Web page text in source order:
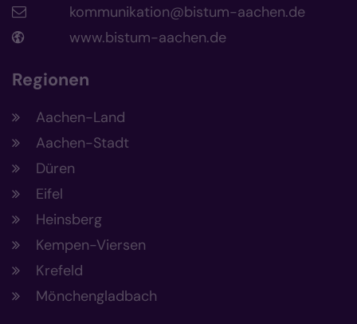
kommunikation@bistum-aachen.de
www.bistum-aachen.de
Regionen
Aachen-Land
Aachen-Stadt
Düren
Eifel
Heinsberg
Kempen-Viersen
Krefeld
Mönchengladbach